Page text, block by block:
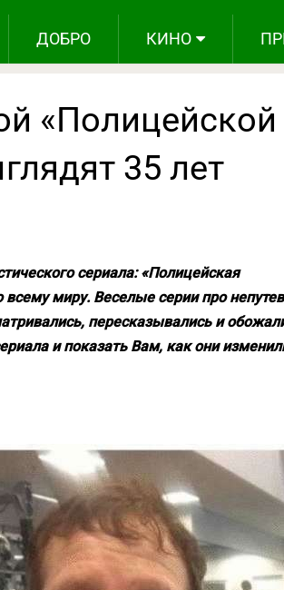
ДОБРО КИНО
«Полицейской
35 лет
сериала: «Полицейская
миру. Веселые серии про
пересказывались и
и показать Вам, как они